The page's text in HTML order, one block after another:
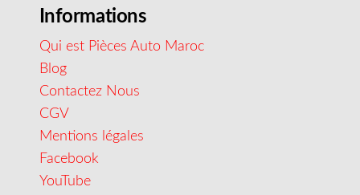
Informations
Qui est Pièces Auto Maroc
Blog
Contactez Nous
CGV
Mentions légales
Facebook
YouTube